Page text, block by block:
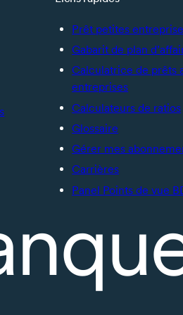
Prêt petites
Gabarit de plan
Calculatrice de prêts
entreprises
Calculateurs de ratios
Glossaire
Gérer mes
Carrières
Panel Points de vue